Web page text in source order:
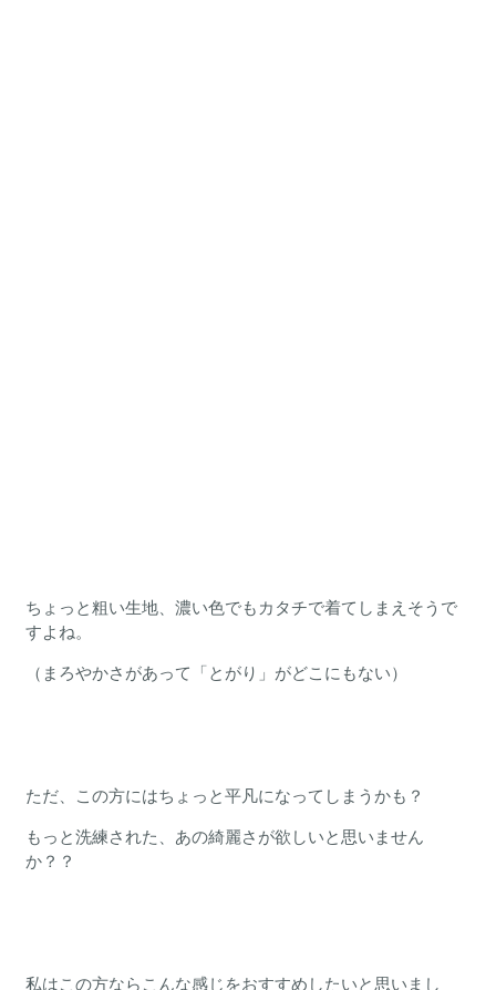
ちょっと粗い生地、濃い色でもカタチで着てしまえそうで
すよね。
（まろやかさがあって「とがり」がどこにもない）
ただ、この方にはちょっと平凡になってしまうかも？
もっと洗練された、あの綺麗さが欲しいと思いません
か？？
私はこの方ならこんな感じをおすすめしたいと思いまし